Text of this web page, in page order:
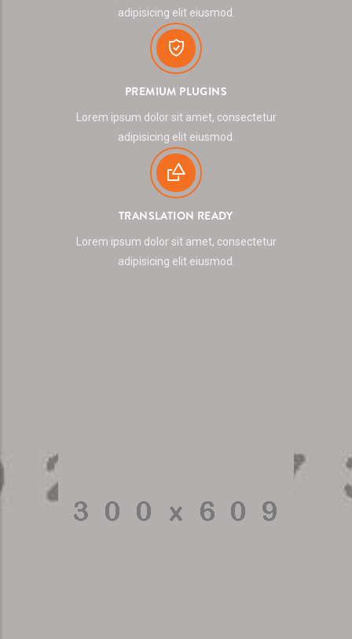
adipisicing elit eiusmod.
PREMIUM PLUGINS
Lorem ipsum dolor sit amet, consectetur
adipisicing elit eiusmod.
TRANSLATION READY
Lorem ipsum dolor sit amet, consectetur
adipisicing elit eiusmod.